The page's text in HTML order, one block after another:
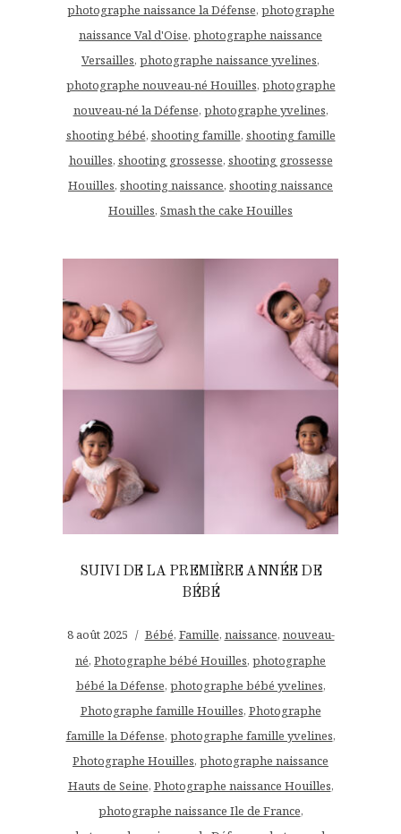
photographe naissance la Défense, photographe
naissance Val d'Oise, photographe naissance
Versailles, photographe naissance yvelines,
photographe nouveau-né Houilles, photographe
nouveau-né la Défense, photographe yvelines,
shooting bébé, shooting famille, shooting famille
houilles, shooting grossesse, shooting grossesse
Houilles, shooting naissance, shooting naissance
Houilles, Smash the cake Houilles
SUIVI DE LA PREMIÈRE ANNÉE DE
BÉBÉ
8 août 2025 Bébé, Famille, naissance, nouveau-
né, Photographe bébé Houilles, photographe
bébé la Défense, photographe bébé yvelines,
Photographe famille Houilles, Photographe
famille la Défense, photographe famille yvelines,
Photographe Houilles, photographe naissance
Hauts de Seine, Photographe naissance Houilles,
photographe naissance Ile de France,